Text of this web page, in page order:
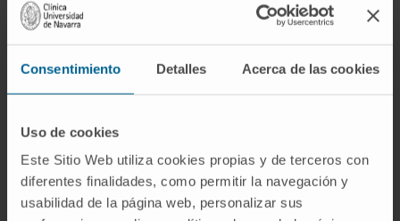
Consentimiento Detalles Acerca de las cookies
Uso de cookies
Este Sitio Web utiliza cookies propias y de terceros con
diferentes finalidades, como permitir la navegación y
usabilidad de la página web, personalizar sus
antirrábica (pasiva, para protección inmediata)
y la primera dosis de la vacuna antirrábica
(activa, para protección duradera). Lo mismo
ocurre con el tétanos y con la hepatitis B
¿Por qué la inmunización pasiva no
genera memoria?
Porque la memoria inmunológica la producen